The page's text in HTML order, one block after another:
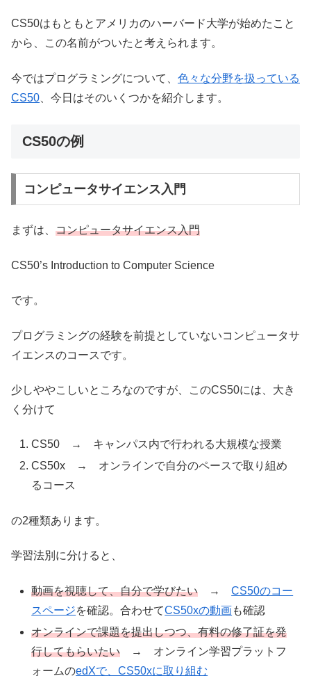
CS50はもともとアメリカのハーバード大学が始めたこと
から、この名前がついたと考えられます。
今ではプログラミングについて、 色々な分野を扱っている
CS50 、今日はそのいくつかを紹介します。
CS50の例
コンピュータサイエンス入門
まずは、 コンピュータサイエンス入門
CS50’s Introduction to Computer Science
です。
プログラミングの経験を前提としていないコンピュータサ
イエンスのコースです。
少しややこしいところなのですが、このCS50には、大き
く分けて
CS50 → キャンパス内で行われる大規模な授業
CS50x → オンラインで自分のペースで取り組め
るコース
の2種類あります。
学習法別に分けると、
動画を視聴して、自分で学びたい →CS50のコー
スページを確認。合わせてCS50xの動画も確認
オンラインで課題を提出しつつ、有料の修了証を発
行してもらいたい → オンライン学習プラットフ
ォームのedXで、CS50xに取り組む